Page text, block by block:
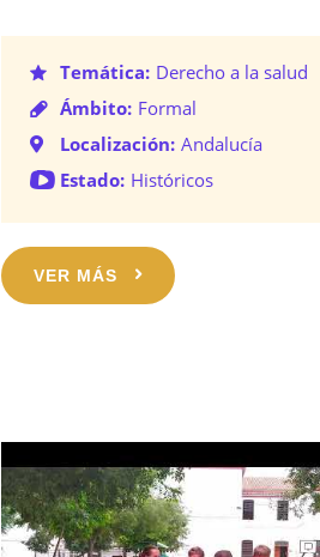
Temática: Derecho a la salud
Ámbito: Formal
Localización: Andalucía
Estado: Históricos
VER MÁS